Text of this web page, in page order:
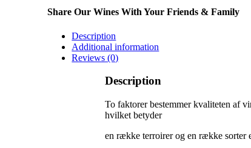
Share Our Wines With Your Friends & Family
Description
Additional information
Reviews (0)
Description
To faktorer bestemmer kvaliteten af
hvilket betyder
en række terroirer og en række sorter